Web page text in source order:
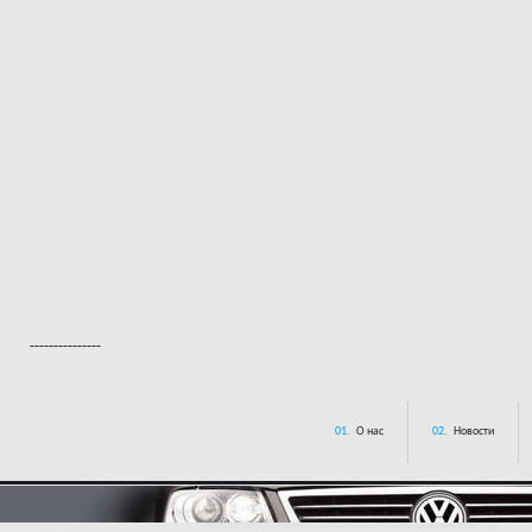
---------------
01. О нас 02. Новости